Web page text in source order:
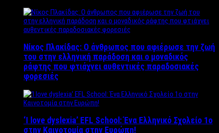
Νίκος Πλακίδας: O άνθρωπος που αφιέρωσε την ζωή
του στην ελληνική παράδοση και ο μοναδικός
ράφτης που φτιάχνει αυθεντικές παραδοσιακές
φορεσιές
‘Ι love dyslexia’ EFL School: Ένα Ελληνικό Σχολείo 1ο
στην Καινοτομία στην Ευρώπη!